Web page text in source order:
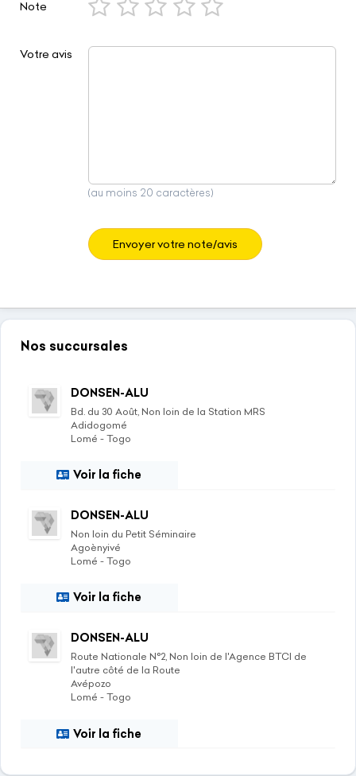
Note
Votre avis
(au moins 20 caractères)
Envoyer votre note/avis
Nos succursales
DONSEN-ALU
Bd. du 30 Août, Non loin de la Station MRS
Adidogomé
Lomé - Togo
Voir la fiche
DONSEN-ALU
Non loin du Petit Séminaire
Agoènyivé
Lomé - Togo
Voir la fiche
DONSEN-ALU
Route Nationale N°2, Non loin de l'Agence BTCI de
l'autre côté de la Route
Avépozo
Lomé - Togo
Voir la fiche